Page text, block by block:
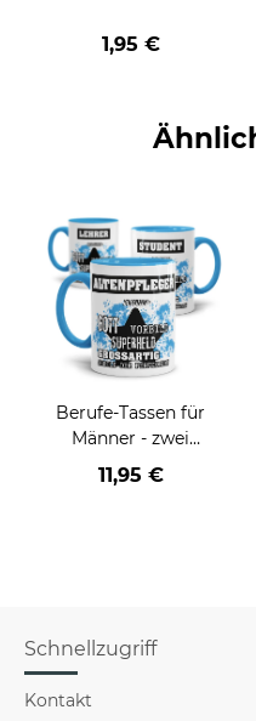
1,95 €
Berufe-Tassen für
Männer - zwei
Farbvarianten
11,95 €
Schnellzugriff
Kontakt